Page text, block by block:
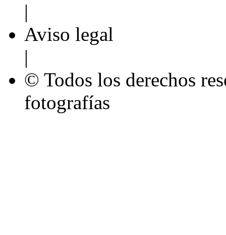
|
Aviso legal
|
© Todos los derechos
fotografías